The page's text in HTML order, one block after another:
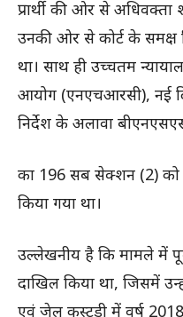
प्रार्थी की ओर से अधिवक्ता
उनकी ओर से कोर्ट के समक्ष
था। साथ ही उच्चतम
आयोग (एनएचआरसी), नई
निर्देश के अलावा
का 196 सब सेक्शन (2) को
किया गया था।
उल्लेखनीय है कि मामले में
दाखिल किया था, जिसमें
एवं जेल कस्टडी में वर्ष